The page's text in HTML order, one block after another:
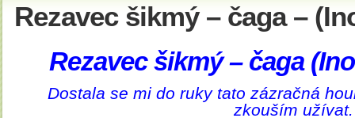
Rezavec šikmý – čaga –
Rezavec šikmý – čaga
Dostala se mi do ruky tato zázračná
zkouším užívat.